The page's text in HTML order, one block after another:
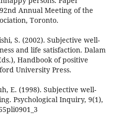
Annual Meeting of the
Toronto.
S. (2002). Subjective well-
and life satisfaction. Dalam
Handbook of positive
University Press.
E. (1998). Subjective well-
Psychological Inquiry, 9(1),